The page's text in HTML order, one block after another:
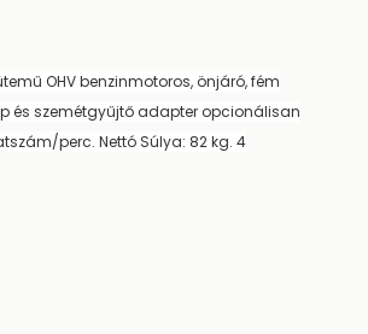
OHV benzinmotoros, önjáró, fém
és szemétgyűjtő adapter opcionálisan
perc. Nettó Súlya: 82 kg. 4